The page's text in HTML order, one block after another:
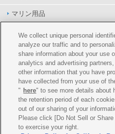
マリン用品
PAS/YPJ用品
その他用品
イベント&エンターテイメント
オンラインショップ
企業情報
ご利用規約 推薦環境 プライバシーポ
We collect unique personal
analyze our traffic and to
share information about your use
analytics and advertising
other information that you have
have collected from your use of
" here" to see more details about
the retention period of each
out of our sharing of your
Please click [Do Not Sell or
to exercise your right.